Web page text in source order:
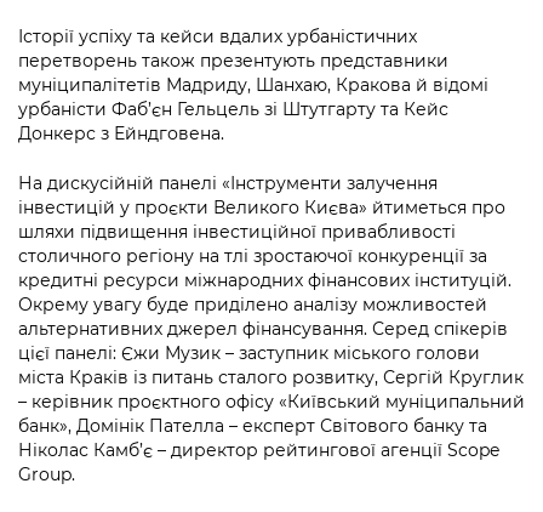
Історії успіху та кейси вдалих урбаністичних
перетворень також презентують представники
муніципалітетів Мадриду, Шанхаю, Кракова й відомі
урбаністи Фаб’єн Гельцель зі Штутгарту та Кейс
Донкерс з Ейндговена.
На дискусійній панелі «Інструменти залучення
інвестицій у проєкти Великого Києва» йтиметься про
шляхи підвищення інвестиційної привабливості
столичного регіону на тлі зростаючої конкуренції за
кредитні ресурси міжнародних фінансових інституцій.
Окрему увагу буде приділено аналізу можливостей
альтернативних джерел фінансування. Серед спікерів
цієї панелі: Єжи Музик – заступник міського голови
міста Краків із питань сталого розвитку, Сергій Круглик
– керівник проєктного офісу «Київський муніципальний
банк», Домінік Пателла – експерт Світового банку та
Ніколас Камб’є – директор рейтингової агенції Scope
Group.